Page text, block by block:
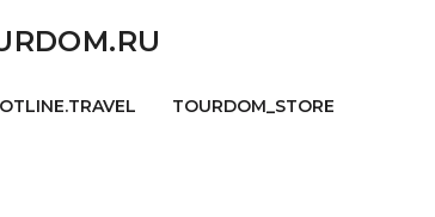
TOURDOM_STORE